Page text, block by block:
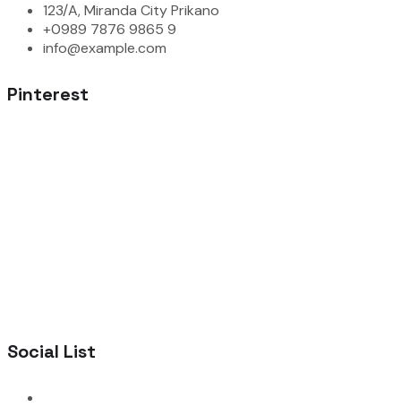
123/A, Miranda City Prikano
+0989 7876 9865 9
info@example.com
Pinterest
Social List